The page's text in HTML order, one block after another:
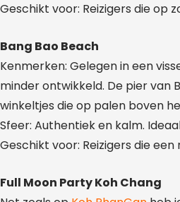
Geschikt voor: Reizigers die op
Bang Bao Beach
Kenmerken: Gelegen in een
minder ontwikkeld. De pier van
winkeltjes die op palen boven
Sfeer: Authentiek en kalm.
Geschikt voor: Reizigers die
Full Moon Party Koh Chang